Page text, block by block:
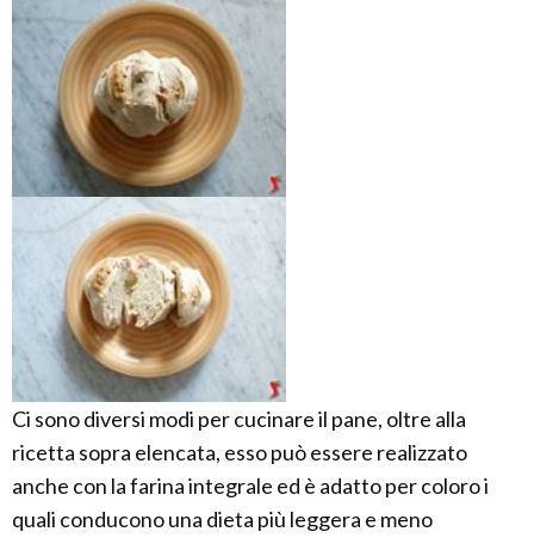
Ci sono diversi modi per cucinare il pane, oltre alla
ricetta sopra elencata, esso può essere realizzato
anche con la farina integrale ed è adatto per coloro i
quali conducono una dieta più leggera e meno